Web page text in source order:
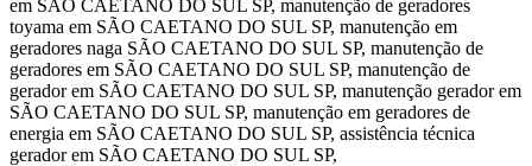
em SÃO CAETANO DO SUL SP, manutenção de geradores
toyama em SÃO CAETANO DO SUL SP, manutenção em
geradores naga SÃO CAETANO DO SUL SP, manutenção de
geradores em SÃO CAETANO DO SUL SP, manutenção de
gerador em SÃO CAETANO DO SUL SP, manutenção gerador em
SÃO CAETANO DO SUL SP, manutenção em geradores de
energia em SÃO CAETANO DO SUL SP, assistência técnica
gerador em SÃO CAETANO DO SUL SP,